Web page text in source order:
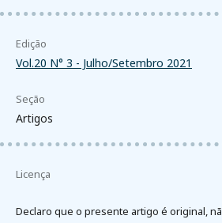
Edição
Vol.20 N° 3 - Julho/Setembro 2021
Seção
Artigos
Licença
Declaro que o presente artigo é original,